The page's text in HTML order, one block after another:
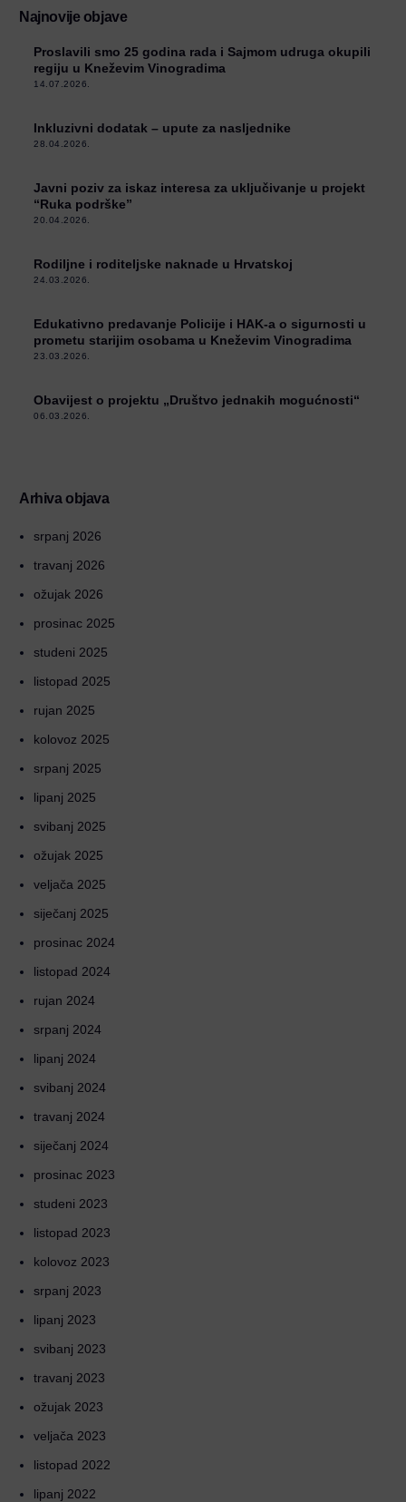
Najnovije objave
Proslavili smo 25 godina rada i Sajmom udruga okupili
regiju u Kneževim Vinogradima
14.07.2026.
Inkluzivni dodatak – upute za nasljednike
28.04.2026.
Javni poziv za iskaz interesa za uključivanje u projekt
“Ruka podrške”
20.04.2026.
Rodiljne i roditeljske naknade u Hrvatskoj
24.03.2026.
Edukativno predavanje Policije i HAK-a o sigurnosti u
prometu starijim osobama u Kneževim Vinogradima
23.03.2026.
Obavijest o projektu „Društvo jednakih mogućnosti“
06.03.2026.
Arhiva objava
srpanj 2026
travanj 2026
ožujak 2026
prosinac 2025
studeni 2025
listopad 2025
rujan 2025
kolovoz 2025
srpanj 2025
lipanj 2025
svibanj 2025
ožujak 2025
veljača 2025
siječanj 2025
prosinac 2024
listopad 2024
rujan 2024
srpanj 2024
lipanj 2024
svibanj 2024
travanj 2024
siječanj 2024
prosinac 2023
studeni 2023
listopad 2023
kolovoz 2023
srpanj 2023
lipanj 2023
svibanj 2023
travanj 2023
ožujak 2023
veljača 2023
listopad 2022
lipanj 2022